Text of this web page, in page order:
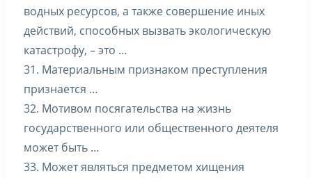
водных ресурсов, а также совершение иных
действий, способных вызвать экологическую
катастрофу, – это …
31. Материальным признаком преступления
признается …
32. Мотивом посягательства на жизнь
государственного или общественного деятеля
может быть …
33. Может являться предметом хищения